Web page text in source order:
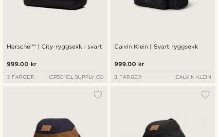
Herschel™ | City-ryggsekk i svart
999.00 kr
3 FARGER HERSCHEL SUPPLY CO
Calvin Klein | Svart ryggsekk
999.00 kr
3 FARGER CALVIN KLEIN